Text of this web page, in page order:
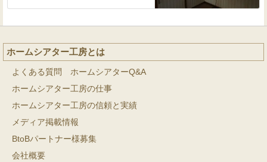
ホームシアター工房とは
よくある質問 ホームシアターQ&A
ホームシアター工房の仕事
ホームシアター工房の信頼と実績
メディア掲載情報
BtoBパートナー様募集
会社概要